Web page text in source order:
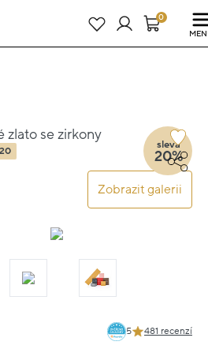
24 dní : 23h : 38m : 13s0
zlato se zirkony
Zobrazit galerii
sleva
20%
5 481 recenzí